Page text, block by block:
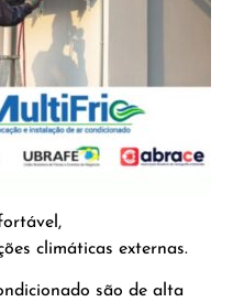
climáticas externas.
são de alta